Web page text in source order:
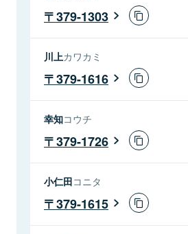
379-1303
川上カワカミ
379-1616
幸知コウチ
379-1726
小仁田コニタ
379-1615